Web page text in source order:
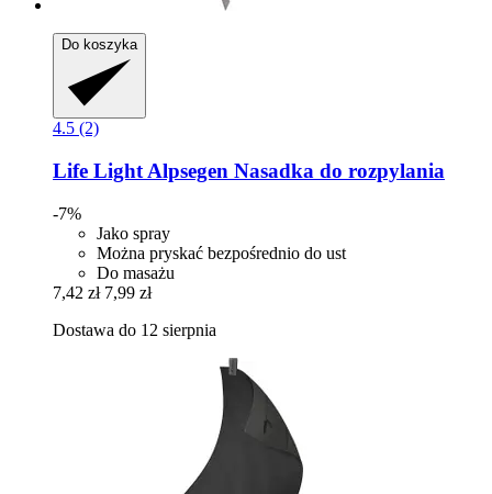
Do koszyka
4.5 (2)
Life Light Alpsegen Nasadka do rozpylania
-7%
Jako spray
Można pryskać bezpośrednio do ust
Do masażu
7,42 zł 7,99 zł
Dostawa do 12 sierpnia